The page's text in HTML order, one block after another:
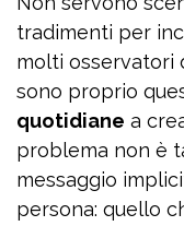
tradimenti per
molti osservatori
sono proprio
quotidiane a
problema non è
messaggio
persona: quello